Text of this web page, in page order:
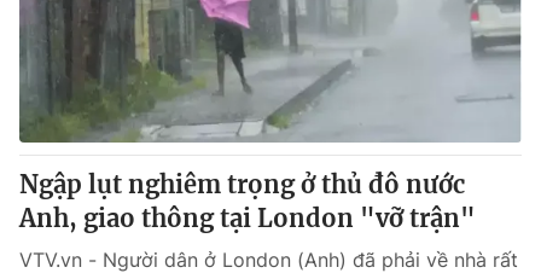
Sản phẩm
Thị trường
Tư vấn
Giao lưu trực tuyến
Lịch phát sóng
Chuyên mục khác
Emagazine Podcast
Ngập lụt nghiêm trọng ở thủ đô nước
Anh, giao thông tại London "vỡ trận"
VTV.vn - Người dân ở London (Anh) đã phải về nhà rất